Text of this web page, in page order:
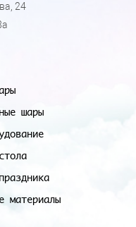
шары
материалы
24